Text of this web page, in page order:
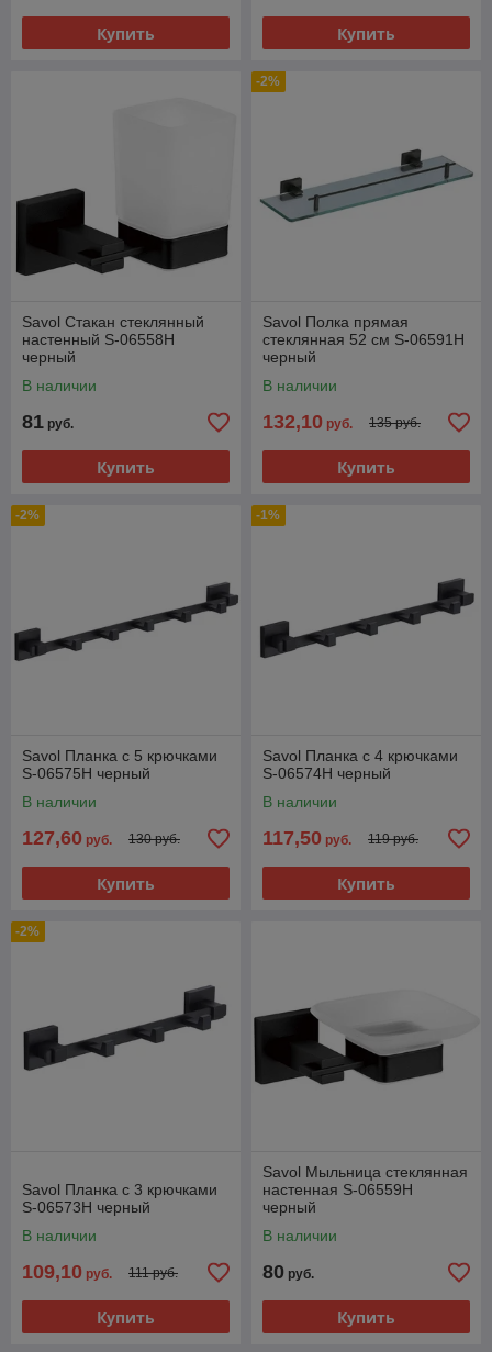
Купить Купить
Savol Стакан стеклянный
настенный S-06558H
черный
В наличии
81 руб.
Купить
-2%
Savol Полка прямая
стеклянная 52 см S-06591H
черный
В наличии
132,10 руб. 135 руб.
Купить
-2%
Savol Планка с 5 крючками
S-06575H черный
В наличии
127,60 руб. 130 руб.
Купить
-1%
Savol Планка с 4 крючками
S-06574H черный
В наличии
117,50 руб. 119 руб.
Купить
-2%
Savol Планка с 3 крючками
S-06573H черный
В наличии
109,10 руб. 111 руб.
Купить
Savol Мыльница стеклянная
настенная S-06559H
черный
В наличии
80 руб.
Купить